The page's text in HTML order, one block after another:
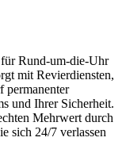
Rund-um-die-Uhr
mit Revierdiensten,
permanenter
und Ihrer Sicherheit.
Mehrwert durch
sich 24/7 verlassen